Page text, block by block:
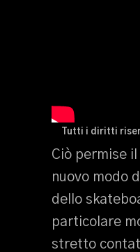
Tutti i diritti
Ciò permise
nuovo modo
dello
particolare
stretto